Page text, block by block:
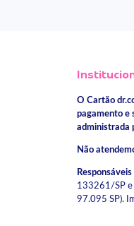
O Cartão
pagamento e
administrada
Não
133261/SP e
97.095 SP).